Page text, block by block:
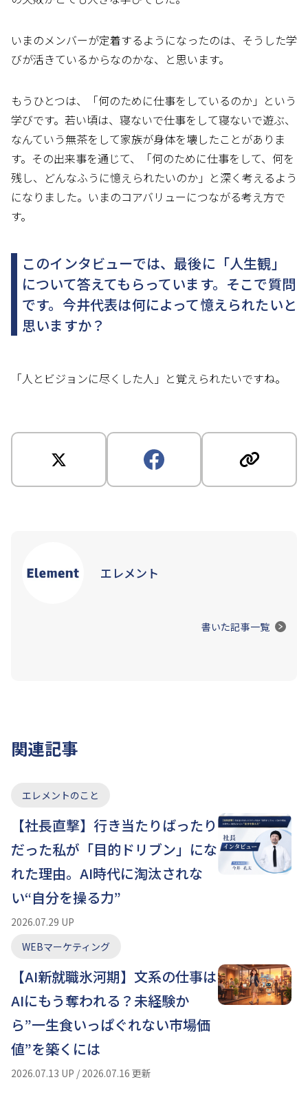
いまのメンバーが定着するようになったのは、そうした学
びが活きているからなのかな、と思います。
もうひとつは、「何のために仕事をしているのか」という
学びです。若い頃は、寝ないで仕事をして寝ないで遊ぶ、
なんていう無茶をして家族が身体を壊したことがありま
す。その出来事を通じて、「何のために仕事をして、何を
残し、どんなふうに憶えられたいのか」と深く考えるよう
になりました。いまのコアバリューにつながる考え方で
す。
このインタビューでは、最後に「人生観」
について答えてもらっています。そこで質問
です。今井代表は何によって憶えられたいと
思いますか？
「人とビジョンに尽くした人」と覚えられたいですね。
エレメント
書いた記事一覧
関連記事
エレメントのこと
2026.07.29 UP
【社長直撃】行き当たりばったり
だった私が「目的ドリブン」にな
れた理由。AI時代に淘汰されな
い“自分を操る力”
WEBマーケティング
2026.07.13 UP / 2026.07.16 更新
【AI新就職氷河期】文系の仕事は
AIにもう奪われる？未経験か
ら”一生食いっぱぐれない市場価
値”を築くには